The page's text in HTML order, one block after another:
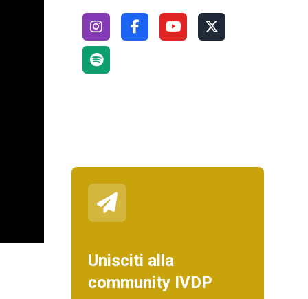
Unisciti alla
community IVDP